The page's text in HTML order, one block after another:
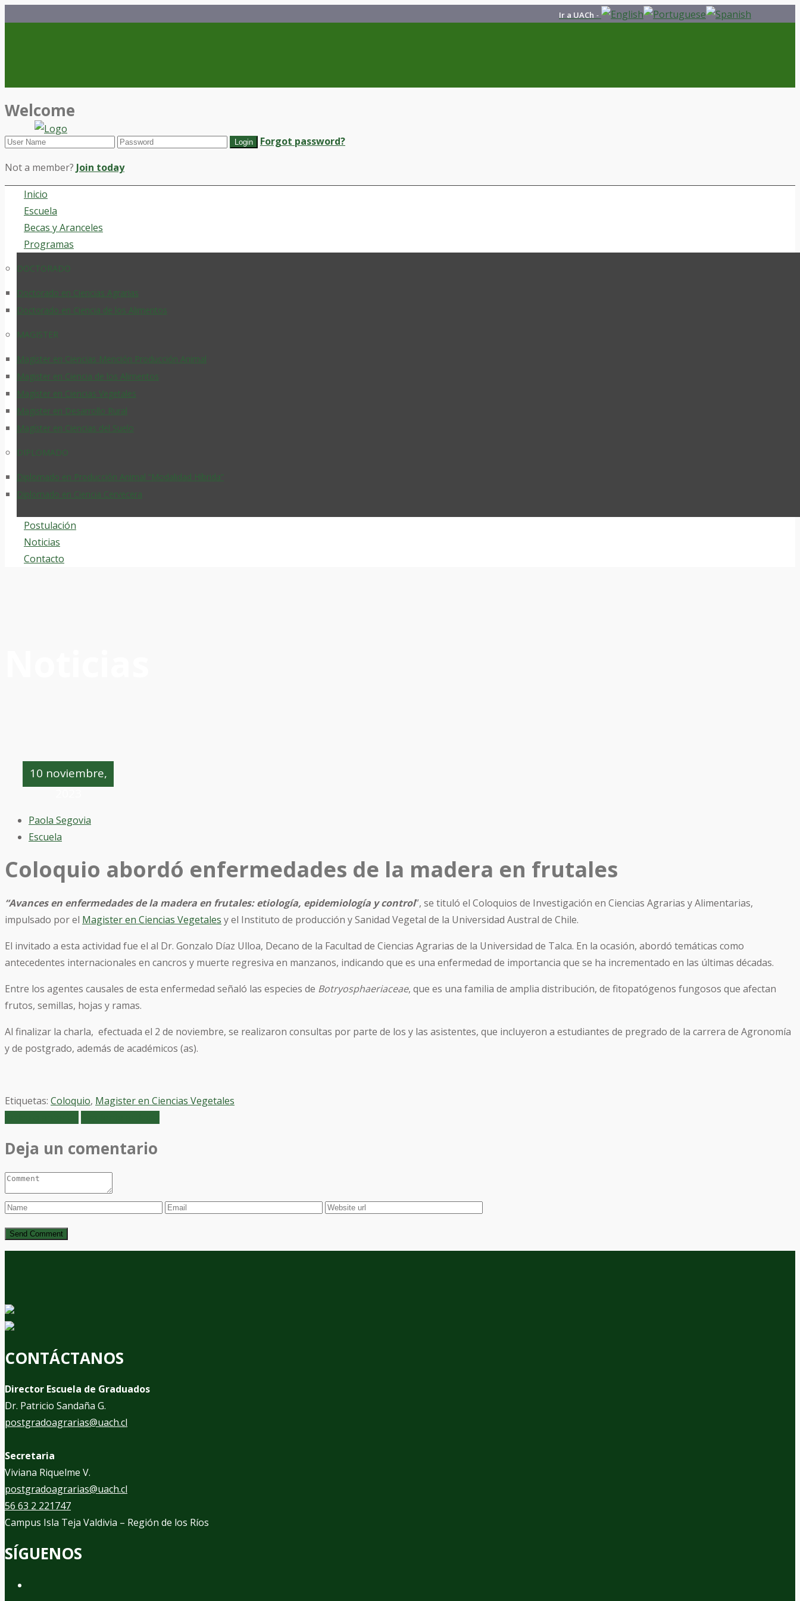
Ir a UACh -
Welcome
Forgot password?
Not a member? Join today
Inicio
Escuela
Becas y Aranceles
Programas
DOCTORADO
Doctorado en Ciencias Agrarias
Doctorado en Ciencia de los Alimentos
MAGISTER
Magíster en Ciencias Mención Producción Animal
Magister en Ciencia de los Alimentos
Magíster en Ciencias Vegetales
Magister en Desarrollo Rural
Magíster en Ciencias del Suelo
DIPLOMADO
Diplomado en Producción Animal “Modalidad Híbrida”
Diplomado en Ciencia Cervecera
Postulación
Noticias
Contacto
10 noviembre,
Paola Segovia
Escuela
Coloquio abordó enfermedades de la madera en frutales
“Avances en enfermedades de la madera en frutales: etiología, epidemiología y control”, se tituló el Coloquios de Investigación en Ciencias Agrarias y Alimentarias,
impulsado por el Magister en Ciencias Vegetales y el Instituto de producción y Sanidad Vegetal de la Universidad Austral de Chile.
El invitado a esta actividad fue el al Dr. Gonzalo Díaz Ulloa, Decano de la Facultad de Ciencias Agrarias de la Universidad de Talca. En la ocasión, abordó temáticas como
antecedentes internacionales en cancros y muerte regresiva en manzanos, indicando que es una enfermedad de importancia que se ha incrementado en las últimas décadas.
Entre los agentes causales de esta enfermedad señaló las especies de Botryosphaeriaceae, que es una familia de amplia distribución, de fitopatógenos fungosos que afectan
frutos, semillas, hojas y ramas.
Al finalizar la charla, efectuada el 2 de noviembre, se realizaron consultas por parte de los y las asistentes, que incluyeron a estudiantes de pregrado de la carrera de Agronomía
y de postgrado, además de académicos (as).
Etiquetas: Coloquio, Magister en Ciencias Vegetales
Deja un comentario
CONTÁCTANOS
Director Escuela de Graduados
Dr. Patricio Sandaña G.
postgradoagrarias@uach.cl
Secretaria
Viviana Riquelme V.
postgradoagrarias@uach.cl
56 63 2 221747
Campus Isla Teja Valdivia – Región de los Ríos
SÍGUENOS